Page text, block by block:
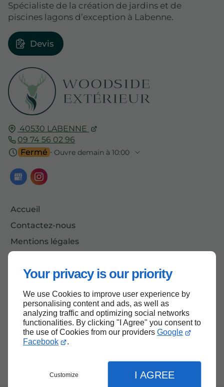
Your privacy is our priority
We use Cookies to improve user experience by
personalising content and ads, as well as
analyzing traffic and optimizing social networks
functionalities. By clicking "I Agree" you consent to
the use of Cookies from our providers Google
Facebook
.
Customize I AGREE
40530 LABENNE
09 74 56 02 96
Fermé ⋅ Ouvre demain à 10:00
Accueil
Contactez-nous
Mentions légales
Spécialiste de la création de jardins et de
piscines lagons d’exception à Labenne.
Devis
Haut de page